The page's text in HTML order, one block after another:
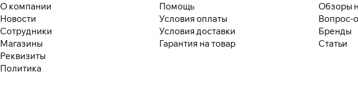
О компании
Новости
Сотрудники
Магазины
Реквизиты
Политика
Помощь
Условия оплаты
Условия доставки
Гарантия на товар
Обзоры
Вопрос-
Бренды
Статьи